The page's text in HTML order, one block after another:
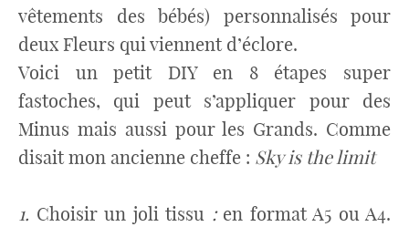
vêtements des bébés) personnalisés pour
deux Fleurs qui viennent d’éclore.
Voici un petit DIY en 8 étapes super
fastoches, qui peut s’appliquer pour des
Minus mais aussi pour les Grands. Comme
disait mon ancienne cheffe : Sky is the limit
1. Choisir un joli tissu : en format A5 ou A4.